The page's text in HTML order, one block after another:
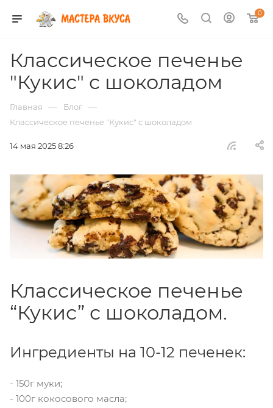
0
Классическое печенье
"Кукис" с шоколадом
Главная — Блог —
Классическое печенье "Кукис" с шоколадом
14 мая 2025 8:26
Классическое печенье
“Кукис” с шоколадом.
Ингредиенты на 10-12 печенек:
- 150г муки;
- 100г кокосового масла;